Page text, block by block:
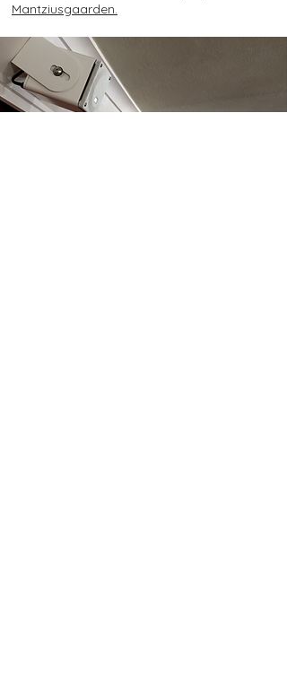
Mantziusgaarden.